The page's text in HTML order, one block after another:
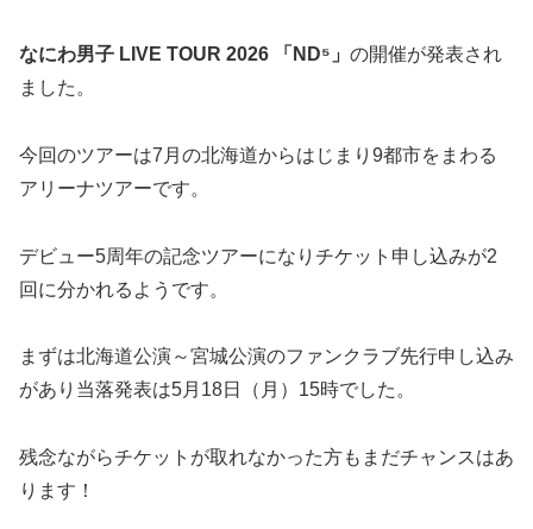
なにわ男子 LIVE TOUR 2026 「ND⁵」 の開催が発表され
ました。
今回のツアーは7月の北海道からはじまり9都市をまわる
アリーナツアーです。
デビュー5周年の記念ツアーになりチケット申し込みが2
回に分かれるようです。
まずは北海道公演～宮城公演のファンクラブ先行申し込み
があり当落発表は5月18日（月）15時でした。
残念ながらチケットが取れなかった方もまだチャンスはあ
ります！